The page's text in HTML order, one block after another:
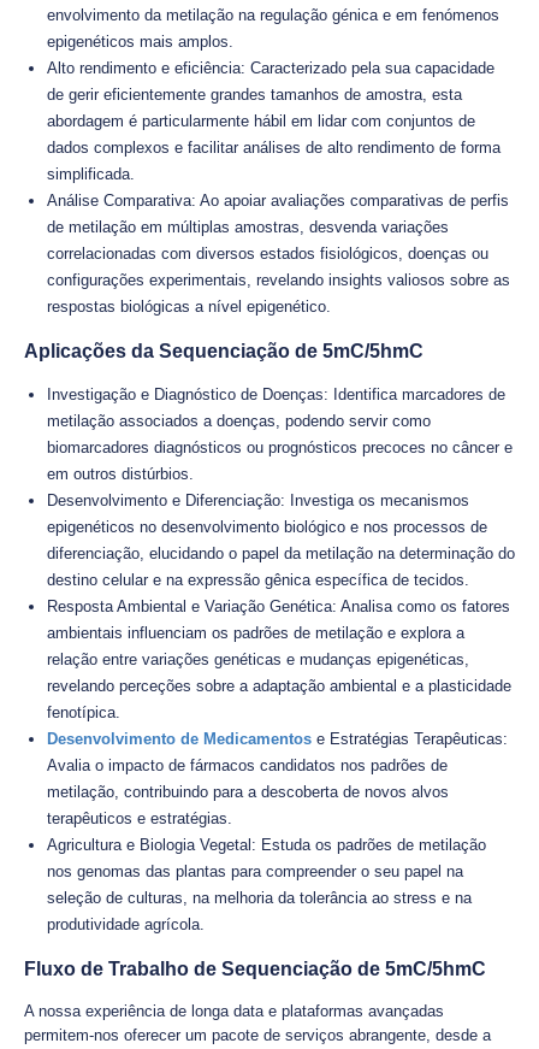
envolvimento da metilação na regulação génica e em fenómenos
epigenéticos mais amplos.
Alto rendimento e eficiência: Caracterizado pela sua capacidade
de gerir eficientemente grandes tamanhos de amostra, esta
abordagem é particularmente hábil em lidar com conjuntos de
dados complexos e facilitar análises de alto rendimento de forma
simplificada.
Análise Comparativa: Ao apoiar avaliações comparativas de perfis
de metilação em múltiplas amostras, desvenda variações
correlacionadas com diversos estados fisiológicos, doenças ou
configurações experimentais, revelando insights valiosos sobre as
respostas biológicas a nível epigenético.
Aplicações da Sequenciação de 5mC/5hmC
Investigação e Diagnóstico de Doenças: Identifica marcadores de
metilação associados a doenças, podendo servir como
biomarcadores diagnósticos ou prognósticos precoces no câncer e
em outros distúrbios.
Desenvolvimento e Diferenciação: Investiga os mecanismos
epigenéticos no desenvolvimento biológico e nos processos de
diferenciação, elucidando o papel da metilação na determinação do
destino celular e na expressão gênica específica de tecidos.
Resposta Ambiental e Variação Genética: Analisa como os fatores
ambientais influenciam os padrões de metilação e explora a
relação entre variações genéticas e mudanças epigenéticas,
revelando perceções sobre a adaptação ambiental e a plasticidade
fenotípica.
Desenvolvimento de Medicamentos e Estratégias Terapêuticas:
Avalia o impacto de fármacos candidatos nos padrões de
metilação, contribuindo para a descoberta de novos alvos
terapêuticos e estratégias.
Agricultura e Biologia Vegetal: Estuda os padrões de metilação
nos genomas das plantas para compreender o seu papel na
seleção de culturas, na melhoria da tolerância ao stress e na
produtividade agrícola.
Fluxo de Trabalho de Sequenciação de 5mC/5hmC
A nossa experiência de longa data e plataformas avançadas
permitem-nos oferecer um pacote de serviços abrangente, desde a